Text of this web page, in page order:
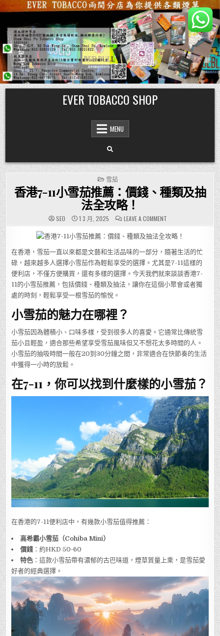
Skip
to
content
EVER TOBACCO SHOP
MENU
POSTED
IN
雪茄
香港7-11小雪茄推薦：價錢、種類及抽
法全攻略！
SEO 1 3 月, 2025 LEAVE A COMMENTON
香
7-
11
小
雪
茄
推
薦：
價
錢、
種
略！
在香港，雪茄一直以來都是文藝和生活品味的一部分，隨著生活的忙
碌，越來越多人選擇小雪茄作為輕鬆享受的選擇。尤其是7-11這樣的
便利店，不僅方便購買，還有多樣的選擇。今天我們就來談談香港7-
11的小雪茄推薦，包括價錢、種類及抽法，讓你在這個小聚會或者獨
處的時刻，輕鬆享受一根雪茄的愉悅。
小雪茄的魅力在哪裡？
小雪茄因為體積小、口味多樣，受到很多人的喜愛。它通常比傳統雪
茄小且輕盈，適合那些希望享受雪茄風味但又不想花太多時間的人。
小雪茄的抽吸時間一般在20到30分鐘之間，非常適合在快節奏的生活
中獲得一小時的放鬆。
在7-11，你可以找到什麼樣的小雪茄？
在香港的7-11便利店中，有幾款小雪茄值得推薦：
高希霸小雪茄（Cohiba Mini）
價錢 ：約HKD 50-60
特色 ：這款小雪茄帶有濃郁的古巴味道，煙草質量上乘，是雪茄愛
好者的經典選擇。